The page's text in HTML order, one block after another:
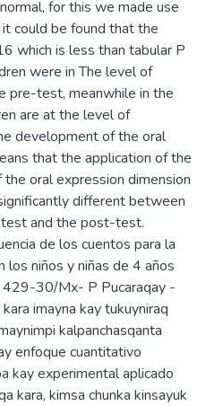
for this we made use
could be found that the
which is less than tabular P
were in The level of
pre-test, meanwhile in the
are at the level of
development of the oral
that the application of the
oral expression dimension
different between
and the post-test.
de los cuentos para la
los niños y niñas de 4 años
429-30/Mx- P Pucaraqay -
imayna kay tukuyniraq
kalpanchasqanta
enfoque cuantitativo
kay experimental aplicado
kara, kimsa chunka kinsayuk